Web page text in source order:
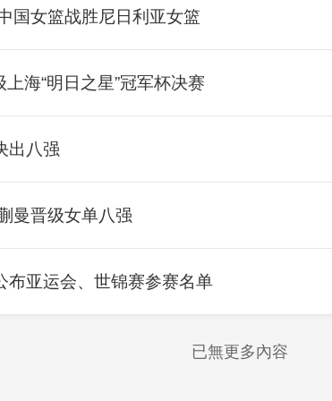
国女篮战胜尼日利亚女篮
海“明日之星”冠军杯决赛
出八强
曼晋级女单八强
布亚运会、世锦赛参赛名单
已無更多內容